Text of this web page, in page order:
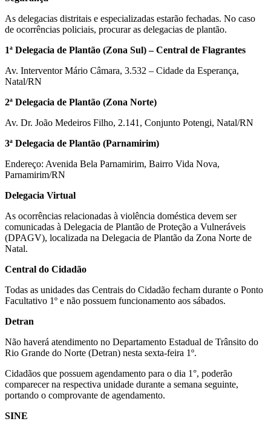
As delegacias distritais e especializadas estarão fechadas. No caso
de ocorrências policiais, procurar as delegacias de plantão.
1ª Delegacia de Plantão (Zona Sul) – Central de Flagrantes
Av. Interventor Mário Câmara, 3.532 – Cidade da Esperança,
Natal/RN
2ª Delegacia de Plantão (Zona Norte)
Av. Dr. João Medeiros Filho, 2.141, Conjunto Potengi, Natal/RN
3ª Delegacia de Plantão (Parnamirim)
Endereço: Avenida Bela Parnamirim, Bairro Vida Nova,
Parnamirim/RN
Delegacia Virtual
As ocorrências relacionadas à violência doméstica devem ser
comunicadas à Delegacia de Plantão de Proteção a Vulneráveis
(DPAGV), localizada na Delegacia de Plantão da Zona Norte de
Natal.
Central do Cidadão
Todas as unidades das Centrais do Cidadão fecham durante o Ponto
Facultativo 1º e não possuem funcionamento aos sábados.
Detran
Não haverá atendimento no Departamento Estadual de Trânsito do
Rio Grande do Norte (Detran) nesta sexta-feira 1º.
Cidadãos que possuem agendamento para o dia 1°, poderão
comparecer na respectiva unidade durante a semana seguinte,
portando o comprovante de agendamento.
SINE